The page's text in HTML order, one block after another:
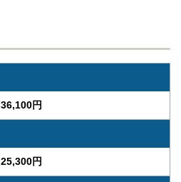
36,100円
25,300円